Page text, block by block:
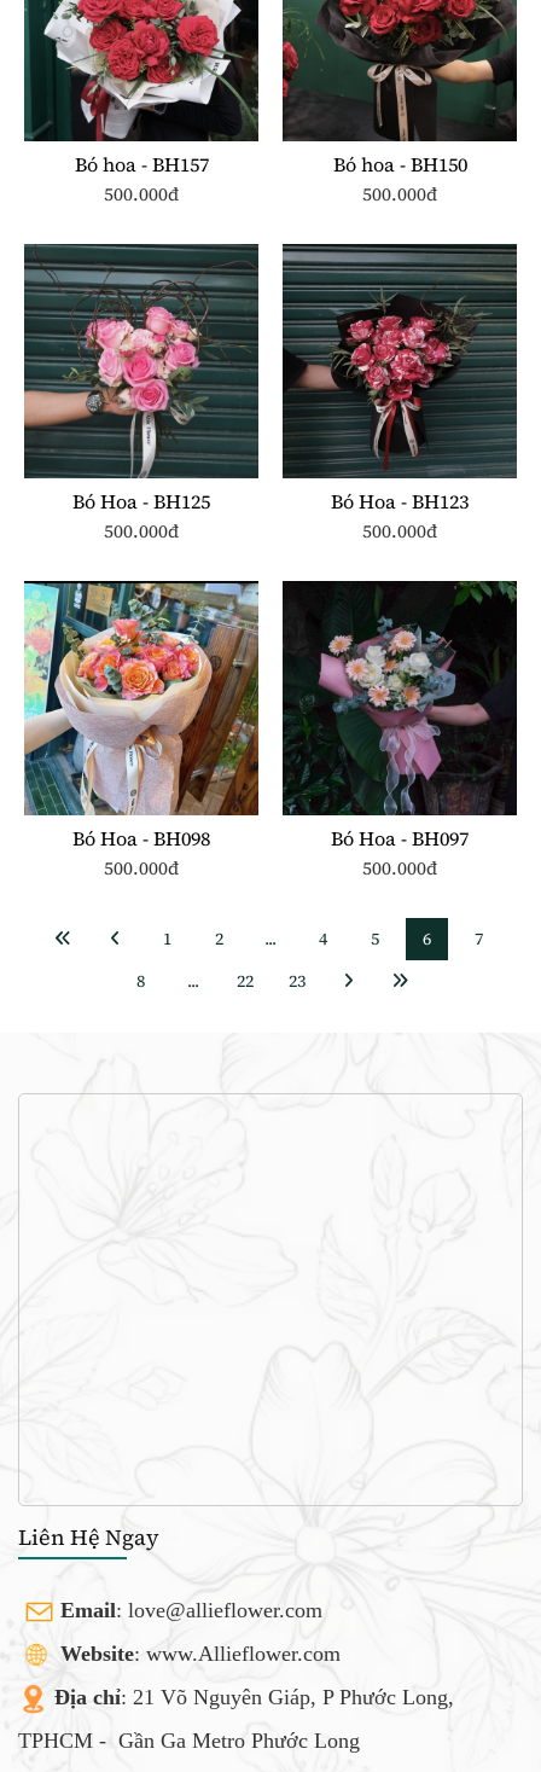
Bó hoa - BH157
500.000đ
Bó hoa - BH150
500.000đ
Bó Hoa - BH125
500.000đ
Bó Hoa - BH123
500.000đ
Bó Hoa - BH098
500.000đ
Bó Hoa - BH097
500.000đ
1 2 ... 4 5 6
7
8
... 22 23
Liên Hệ Ngay
Email: love@allieflower.com
Website: www.Allieflower.com
Địa chỉ: 21 Võ Nguyên Giáp, P Phước Long,
TPHCM - Gần Ga Metro Phước Long